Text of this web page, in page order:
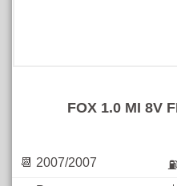
FOX 1.0 MI 8V
📆 2007/2007